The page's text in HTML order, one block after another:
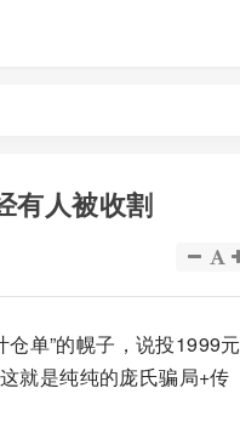
有人被收割
仓单”的幌子，说投1999元
就是纯纯的庞氏骗局+传